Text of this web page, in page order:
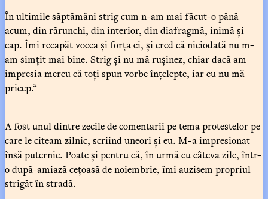
În ultimile săptămâni strig cum n-am mai făcut-o până
acum, din rărunchi, din interior, din diafragmă, inimă și
cap. Îmi recapăt vocea și forța ei, și cred că niciodată nu m-
am simțit mai bine. Strig și nu mă rușinez, chiar dacă am
impresia mereu că toți spun vorbe înțelepte, iar eu nu mă
pricep.“
A fost unul dintre zecile de comentarii pe tema protestelor pe
care le citeam zilnic, scriind uneori și eu. M-a impresionat
însă puternic. Poate și pentru că, în urmă cu câteva zile, într-
o după-amiază cețoasă de noiembrie, îmi auzisem propriul
strigăt în stradă.